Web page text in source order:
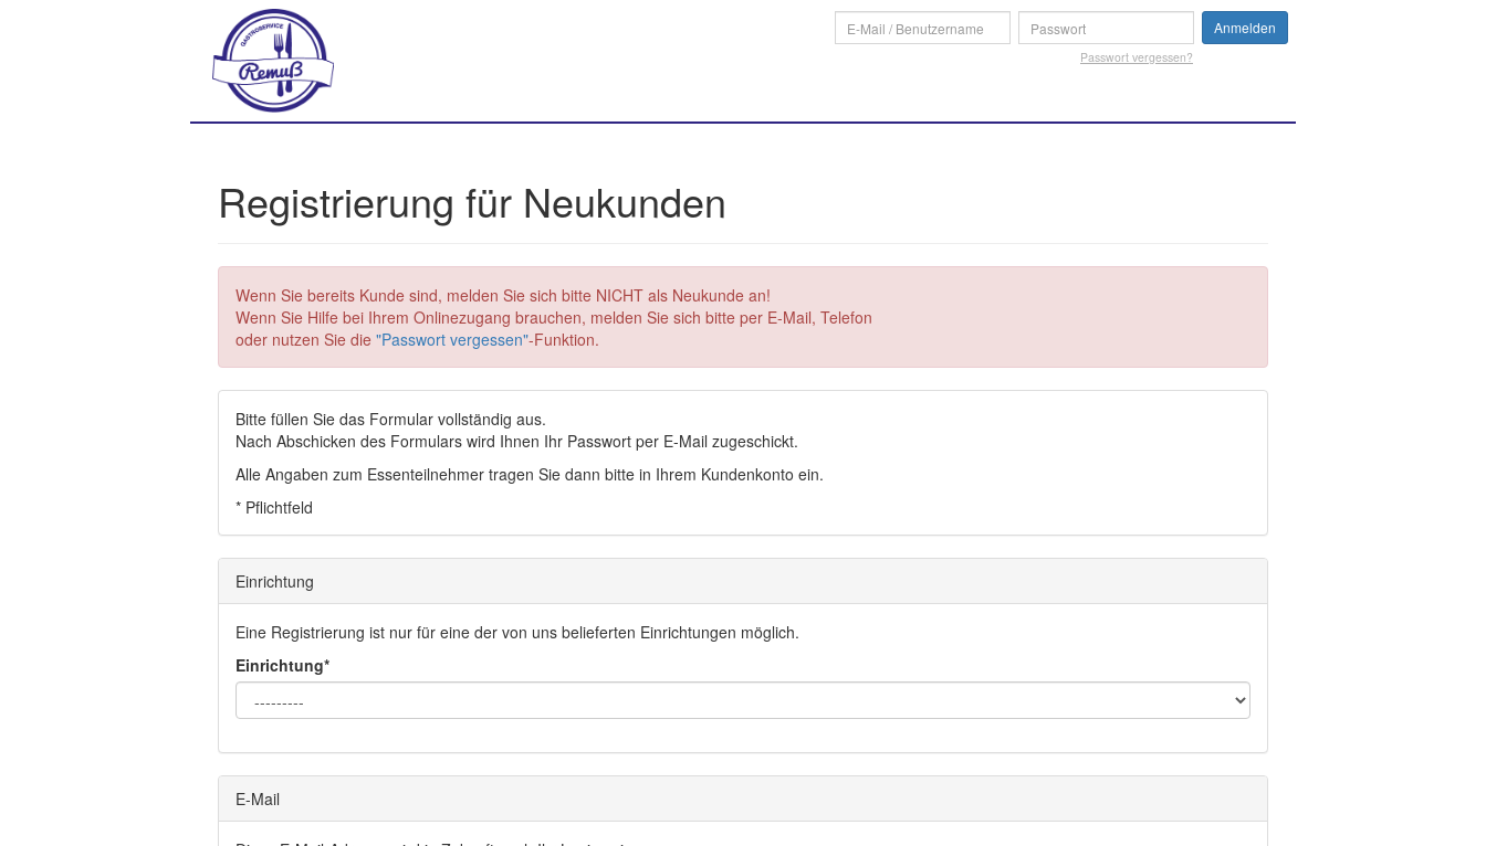
Passwort vergessen?
Anmelden
Registrierung für Neukunden
Wenn Sie bereits Kunde sind, melden Sie sich bitte NICHT als Neukunde an!
Wenn Sie Hilfe bei Ihrem Onlinezugang brauchen, melden Sie sich bitte per E-Mail, Telefon
oder nutzen Sie die "Passwort vergessen"-Funktion.
Bitte füllen Sie das Formular vollständig aus.
Nach Abschicken des Formulars wird Ihnen Ihr Passwort per E-Mail zugeschickt.
Alle Angaben zum Essenteilnehmer tragen Sie dann bitte in Ihrem Kundenkonto ein.
* Pflichtfeld
Einrichtung
Eine Registrierung ist nur für eine der von uns belieferten Einrichtungen möglich.
Einrichtung*
E-Mail